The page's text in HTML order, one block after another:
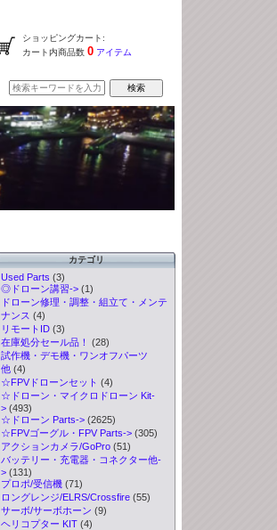
ショッピングカート:
カート内商品数 0アイテム
カテゴリ
Used Parts (3)
◎ドローン講習->(1)
ドローン修理・調整・組立て・メンテ
ナンス (4)
リモートID(3)
在庫処分セール品！
(28)
試作機・デモ機・ワンオフパーツ
他(4)
☆FPVドローンセット (4)
☆ドローン・マイクロドローン Kit-
>(493)
☆ドローン Parts->(2625)
☆FPVゴーグル・FPV Parts->(305)
アクションカメラ/GoPro(51)
バッテリー・充電器・コネクター他-
>(131)
プロポ/受信機(71)
ロングレンジ/ELRS/Crossfire(55)
サーボ/サーボホーン (9)
ヘリコプター KIT(4)